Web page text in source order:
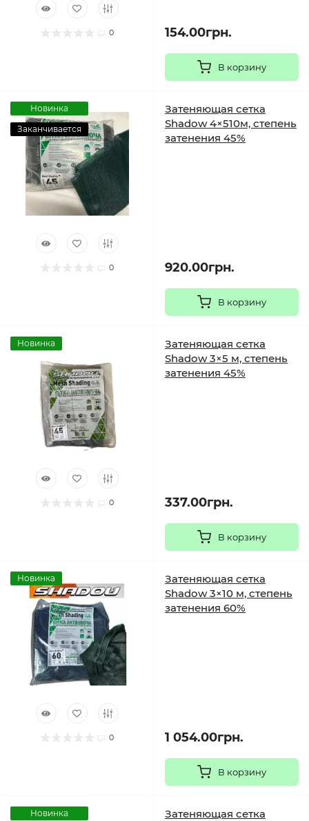
0 154.00грн.
В корзину
Новинка
Заканчивается
0
Затеняющая сетка
Shadow 4×510м, степень
затенения 45%
920.00грн.
В корзину
Новинка
0
Затеняющая сетка
Shadow 3×5 м, степень
затенения 45%
337.00грн.
В корзину
Новинка
0
Затеняющая сетка
Shadow 3×10 м, степень
затенения 60%
1 054.00грн.
В корзину
Новинка
Затеняющая сетка